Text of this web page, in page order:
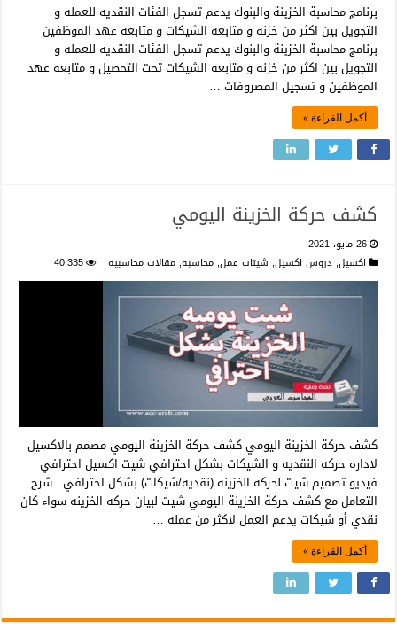
برنامج محاسبة الخزينة والبنوك يدعم تسجل الفئات النقديه للعمله و
التجويل بين اكثر من خزنه و متابعه الشيكات و متابعه عهد الموظفين
برنامج محاسبة الخزينة والبنوك يدعم تسجل الفئات النقديه للعمله و
التجويل بين اكثر من خزنه و متابعه الشيكات تحت التحصيل و متابعه عهد
الموظفين و تسجيل المصروفات …
أكمل القراءة »
كشف حركة الخزينة اليومي
26 مايو، 2021
اكسيل, دروس اكسيل, شيتات عمل, محاسبه, مقالات محاسبيه 40,335
كشف حركة الخزينة اليومي كشف حركة الخزينة اليومي مصمم بالاكسيل
لاداره حركه النقديه و الشيكات بشكل احترافي شيت اكسيل احترافي
فيديو تصميم شيت لحركه الخزينه (نقديه/شيكات) بشكل احترافي شرح
التعامل مع كشف حركة الخزينة اليومي شيت لبيان حركه الخزينه سواء كان
نقدي أو شيكات يدعم العمل لاكثر من عمله …
أكمل القراءة »